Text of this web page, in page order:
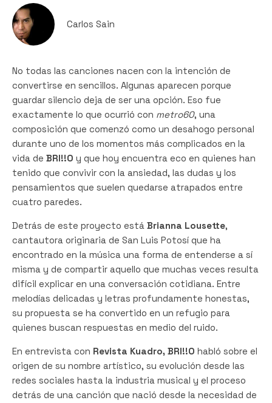
Carlos Sain
No todas las canciones nacen con la intención de
convertirse en sencillos. Algunas aparecen porque
guardar silencio deja de ser una opción. Eso fue
exactamente lo que ocurrió con metro60, una
composición que comenzó como un desahogo personal
durante uno de los momentos más complicados en la
vida de BRI!!O y que hoy encuentra eco en quienes han
tenido que convivir con la ansiedad, las dudas y los
pensamientos que suelen quedarse atrapados entre
cuatro paredes.
Detrás de este proyecto está Brianna Lousette,
cantautora originaria de San Luis Potosí que ha
encontrado en la música una forma de entenderse a sí
misma y de compartir aquello que muchas veces resulta
difícil explicar en una conversación cotidiana. Entre
melodías delicadas y letras profundamente honestas,
su propuesta se ha convertido en un refugio para
quienes buscan respuestas en medio del ruido.
En entrevista con Revista Kuadro, BRI!!O habló sobre el
origen de su nombre artístico, su evolución desde las
redes sociales hasta la industria musical y el proceso
detrás de una canción que nació desde la necesidad de